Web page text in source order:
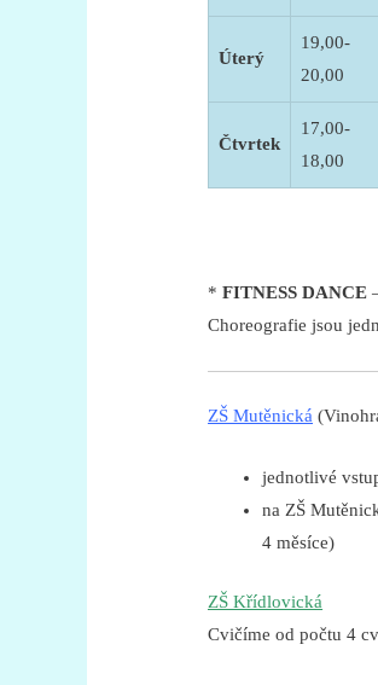
Úterý
19,00-
20,00
Čtvrtek
17,00-
18,00
*FITNESS DANCE
Choreografie jsou
ZŠ Mutěnická
jednotlivé
na ZŠ
4 měsíce)
ZŠ Křídlovická
Cvičíme od počtu 4